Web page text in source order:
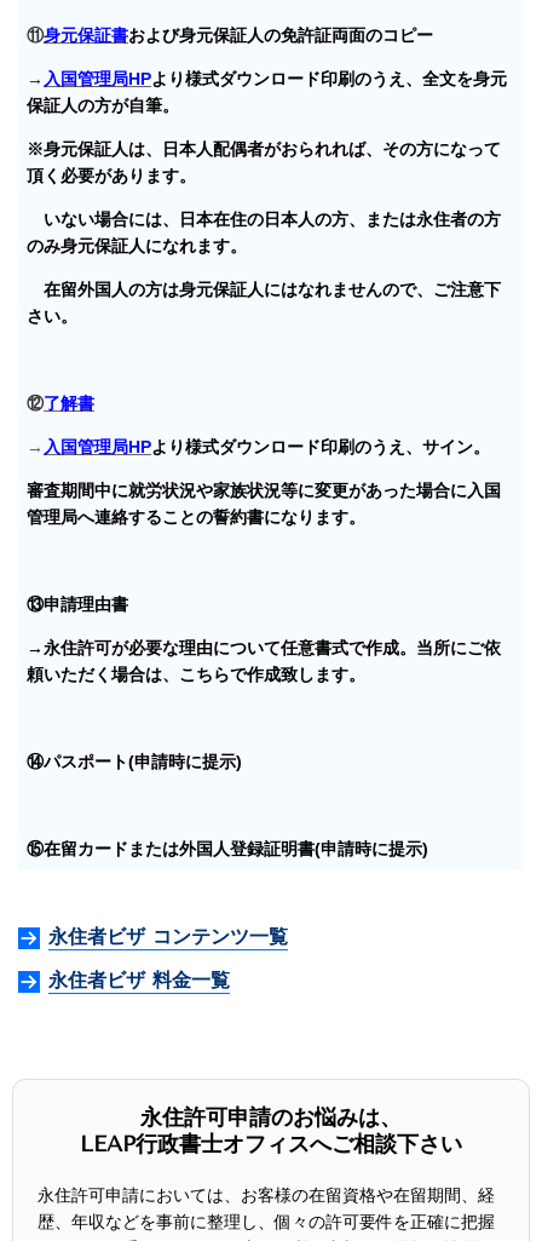
⑪身元保証書および身元保証人の免許証両面のコピー
→ 入国管理局HPより様式ダウンロード印刷のうえ、全文を身元
保証人の方が自筆。
※身元保証人は、日本人配偶者がおられれば、その方になって
頂く必要があります。
いない場合には、日本在住の日本人の方、または永住者の方
のみ身元保証人になれます。
在留外国人の方は身元保証人にはなれませんので、ご注意下
さい。
⑫了解書
→ 入国管理局HPより様式ダウンロード印刷のうえ、サイン。
審査期間中に就労状況や家族状況等に変更があった場合に入国
管理局へ連絡することの誓約書になります。
⑬申請理由書
→永住許可が必要な理由について任意書式で作成。当所にご依
頼いただく場合は、こちらで作成致します。
⑭パスポート(申請時に提示)
⑮在留カードまたは外国人登録証明書(申請時に提示)
永住者ビザ コンテンツ一覧
永住者ビザ 料金一覧
永住許可申請のお悩みは、
LEAP行政書士オフィスへご相談下さい
永住許可申請においては、お客様の在留資格や在留期間、経
歴、年収などを事前に整理し、個々の許可要件を正確に把握